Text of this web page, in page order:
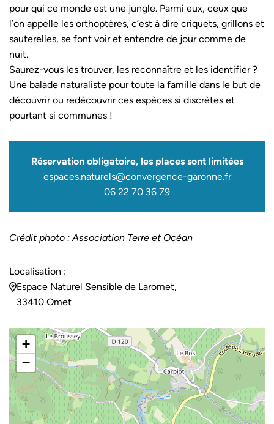
pour qui ce monde est une jungle. Parmi eux, ceux que
l’on appelle les orthoptères, c’est à dire criquets, grillons et
sauterelles, se font voir et entendre de jour comme de
nuit.
Saurez-vous les trouver, les reconnaître et les identifier ?
Une balade naturaliste pour toute la famille dans le but de
découvrir ou redécouvrir ces espèces si discrètes et
pourtant si communes !
Réservation obligatoire, les places sont limitées
espaces.naturels@convergence-garonne.fr
06 22 70 36 79
Crédit photo : Association Terre et Océan
Localisation :
Espace Naturel Sensible de Laromet,
33410 Omet
+
−